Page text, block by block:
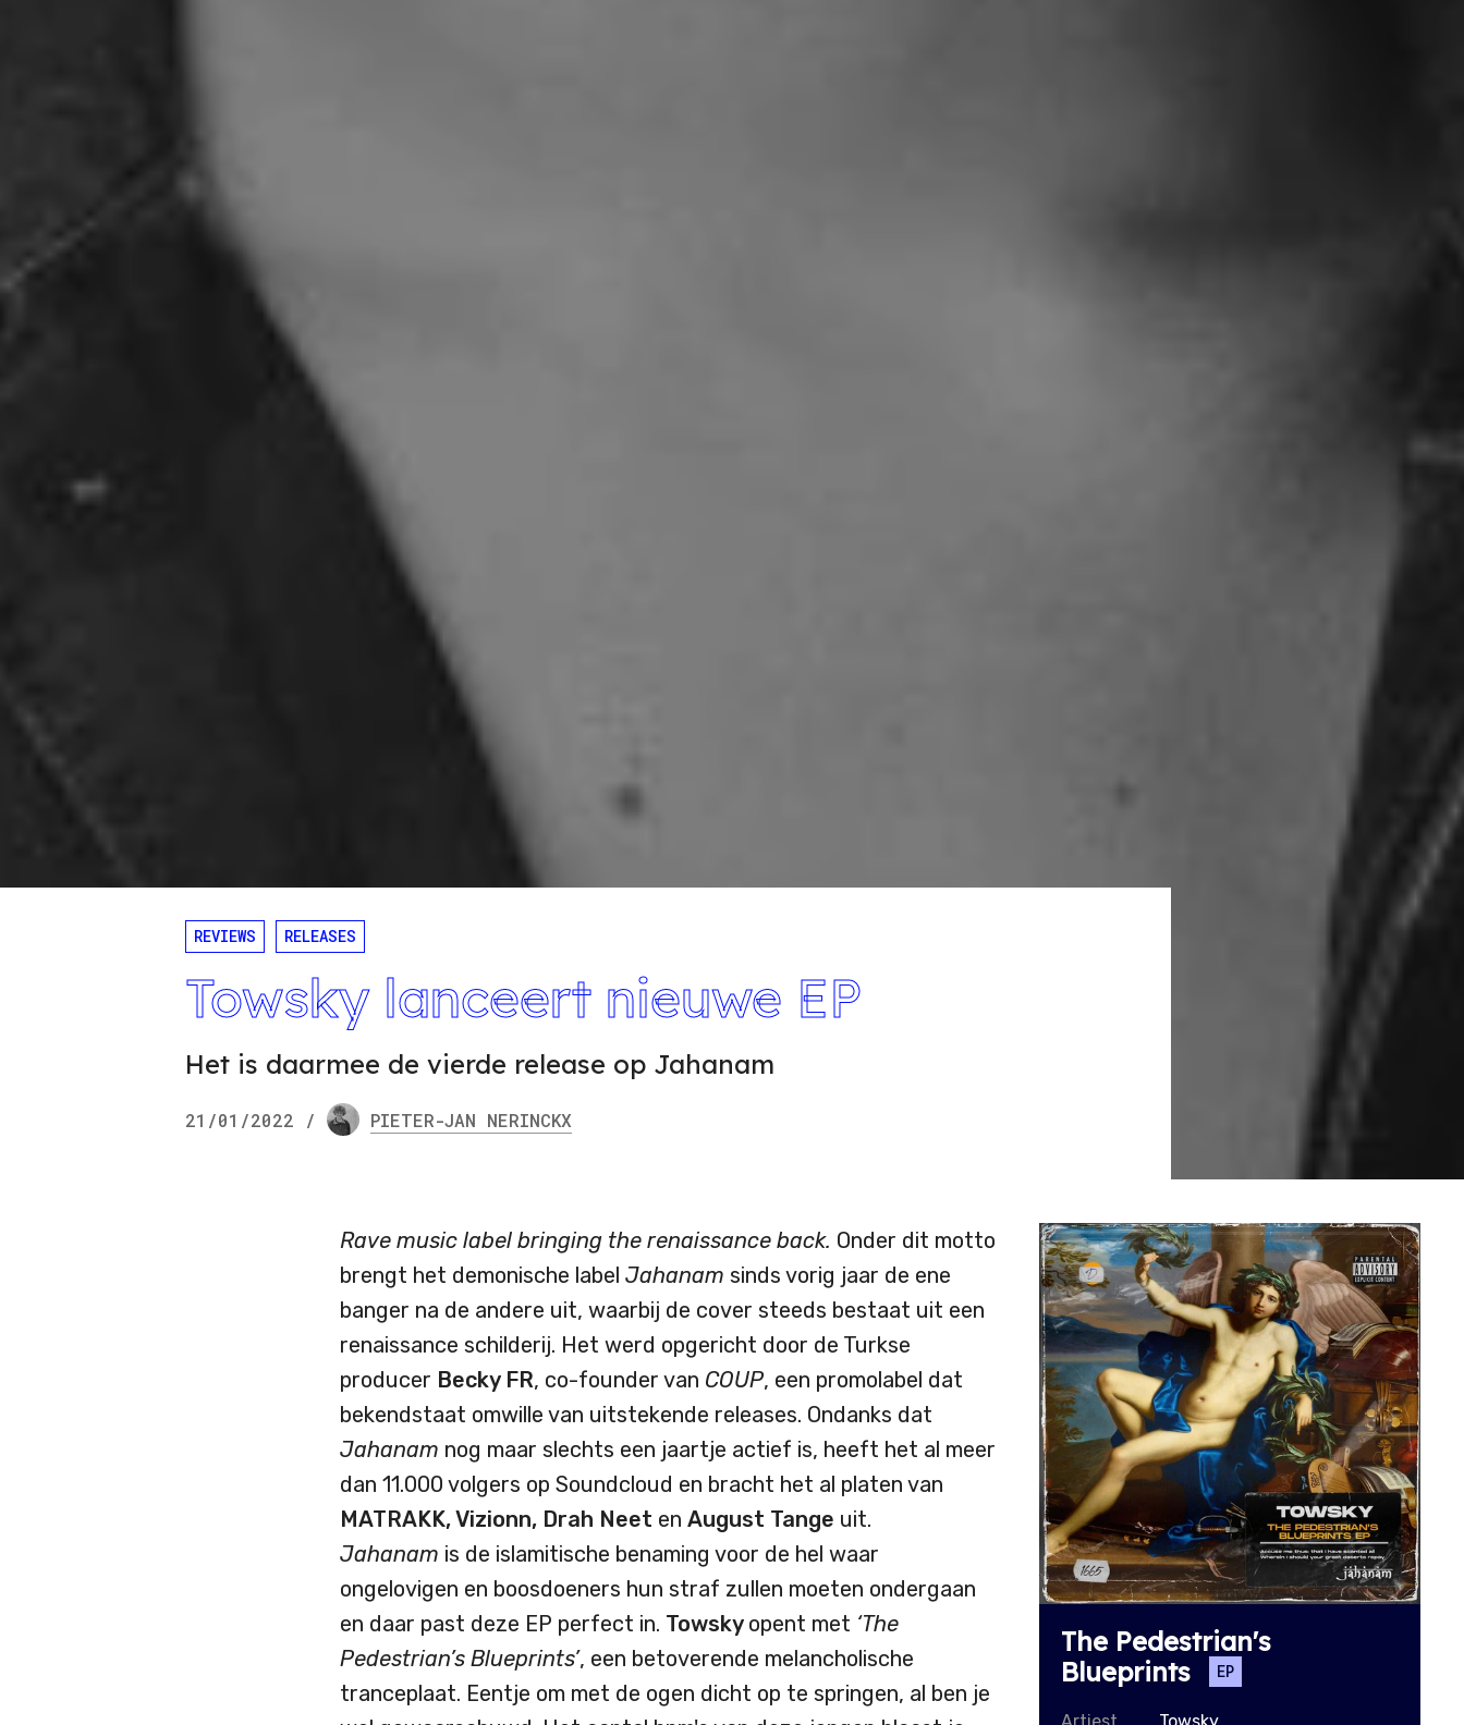
REVIEWS RELEASES
Towsky lanceert nieuwe EP
Het is daarmee de vierde release op Jahanam
21/01/2022 / PIETER-JAN NERINCKX
The Pedestrian's
Blueprints
EP
Rave music label bringing the renaissance back. Onder dit motto
brengt het demonische label Jahanam sinds vorig jaar de ene
banger na de andere uit, waarbij de cover steeds bestaat uit een
renaissance schilderij. Het werd opgericht door de Turkse
producer Becky FR, co-founder van COUP, een promolabel dat
bekendstaat omwille van uitstekende releases. Ondanks dat
Jahanam nog maar slechts een jaartje actief is, heeft het al meer
dan 11.000 volgers op Soundcloud en bracht het al platen van
MATRAKK, Vizionn, Drah Neet en August Tange uit.
Jahanam is de islamitische benaming voor de hel waar
ongelovigen en boosdoeners hun straf zullen moeten ondergaan
en daar past deze EP perfect in. Towsky opent met ‘The
Pedestrian’s Blueprints’, een betoverende melancholische
tranceplaat. Eentje om met de ogen dicht op te springen, al ben je